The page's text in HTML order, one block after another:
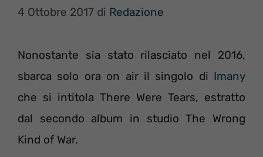
4 Ottobre 2017 di Redazione
Nonostante sia stato rilasciato nel 2016,
sbarca solo ora on air il singolo di Imany
che si intitola There Were Tears, estratto
dal secondo album in studio The Wrong
Kind of War.